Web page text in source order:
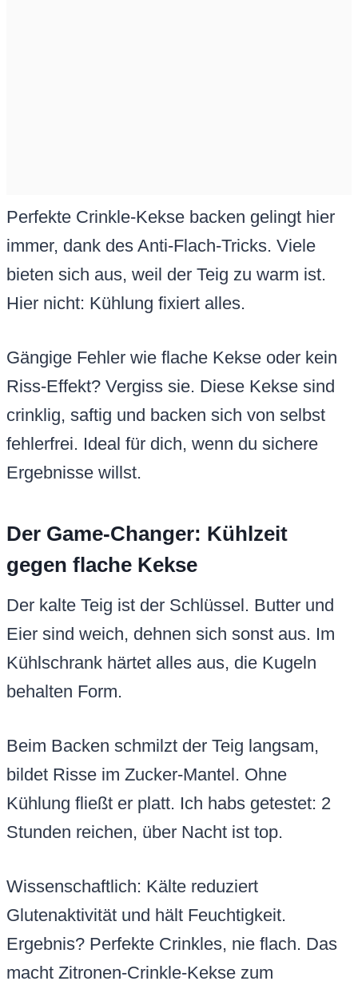
Perfekte Crinkle-Kekse backen gelingt hier
immer, dank des Anti-Flach-Tricks. Viele
bieten sich aus, weil der Teig zu warm ist.
Hier nicht: Kühlung fixiert alles.
Gängige Fehler wie flache Kekse oder kein
Riss-Effekt? Vergiss sie. Diese Kekse sind
crinklig, saftig und backen sich von selbst
fehlerfrei. Ideal für dich, wenn du sichere
Ergebnisse willst.
Der Game-Changer: Kühlzeit
gegen flache Kekse
Der kalte Teig ist der Schlüssel. Butter und
Eier sind weich, dehnen sich sonst aus. Im
Kühlschrank härtet alles aus, die Kugeln
behalten Form.
Beim Backen schmilzt der Teig langsam,
bildet Risse im Zucker-Mantel. Ohne
Kühlung fließt er platt. Ich habs getestet: 2
Stunden reichen, über Nacht ist top.
Wissenschaftlich: Kälte reduziert
Glutenaktivität und hält Feuchtigkeit.
Ergebnis? Perfekte Crinkles, nie flach. Das
macht Zitronen-Crinkle-Kekse zum